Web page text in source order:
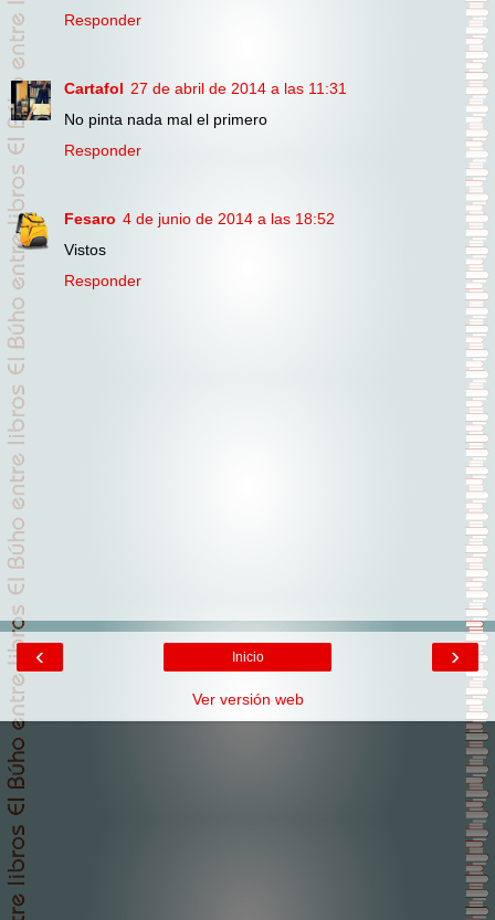
Responder
Cartafol 27 de abril de 2014 a las 11:31
No pinta nada mal el primero
Responder
Fesaro 4 de junio de 2014 a las 18:52
Vistos
Responder
‹ ›
Inicio
Ver versión web